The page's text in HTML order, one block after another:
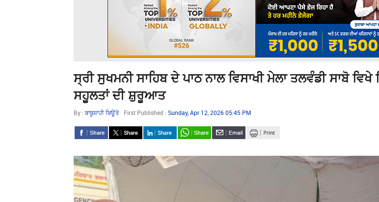
ਸ੍ਰੀ ਸੁਖਮਨੀ ਸਾਹਿਬ ਦੇ ਪਾਠ ਨਾਲ ਵਿਸਾਖੀ ਮੇਲਾ ਤਲਵੰਡੀ ਸਾਬੋ ਵਿਖੇ
ਸਹੂਲਤਾਂ ਦੀ ਸ਼ੁਰੂਆਤ
By : ਬਾਬੂਸ਼ਾਹੀ ਬਿਊਰੋ First Published : Sunday, Apr 12, 2026 05:45 PM